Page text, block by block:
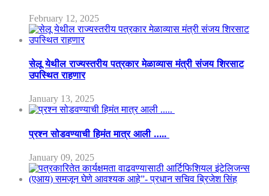
February 12, 2025
सेलू येथील राज्यस्तरीय पत्रकार मेळाव्यास मंत्री संजय शिरसाट
उपस्थित राहणार
January 13, 2025
प्रश्न सोडवण्याची हिमंत मात्र आली …..
January 09, 2025